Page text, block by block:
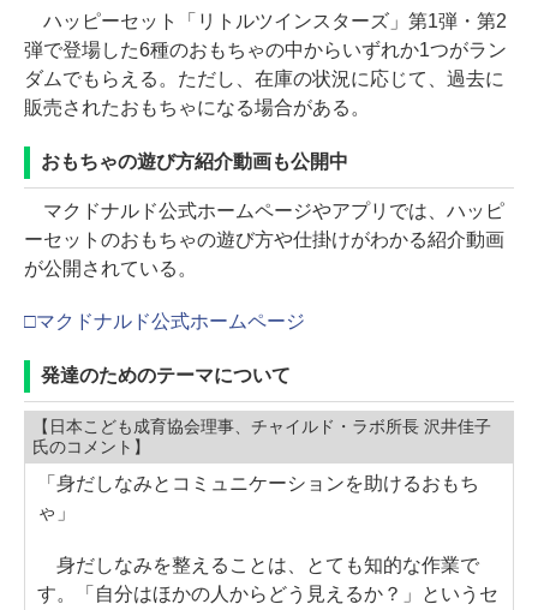
ハッピーセット「リトルツインスターズ」第1弾・第2
弾で登場した6種のおもちゃの中からいずれか1つがラン
ダムでもらえる。ただし、在庫の状況に応じて、過去に
販売されたおもちゃになる場合がある。
おもちゃの遊び方紹介動画も公開中
マクドナルド公式ホームページやアプリでは、ハッピ
ーセットのおもちゃの遊び方や仕掛けがわかる紹介動画
が公開されている。
□マクドナルド公式ホームページ
発達のためのテーマについて
【日本こども成育協会理事、チャイルド・ラボ所長 沢井佳子
氏のコメント】
「身だしなみとコミュニケーションを助けるおもち
ゃ」
身だしなみを整えることは、とても知的な作業で
す。「自分はほかの人からどう見えるか？」というセ